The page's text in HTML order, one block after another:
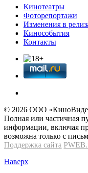
Кинотеатры
Фоторепортажи
Изменения в
Кинособытия
Контакты
© 2026 OOО
Полная или частичная
информации, включая
возможна только с
Поддержка сайта
Наверх